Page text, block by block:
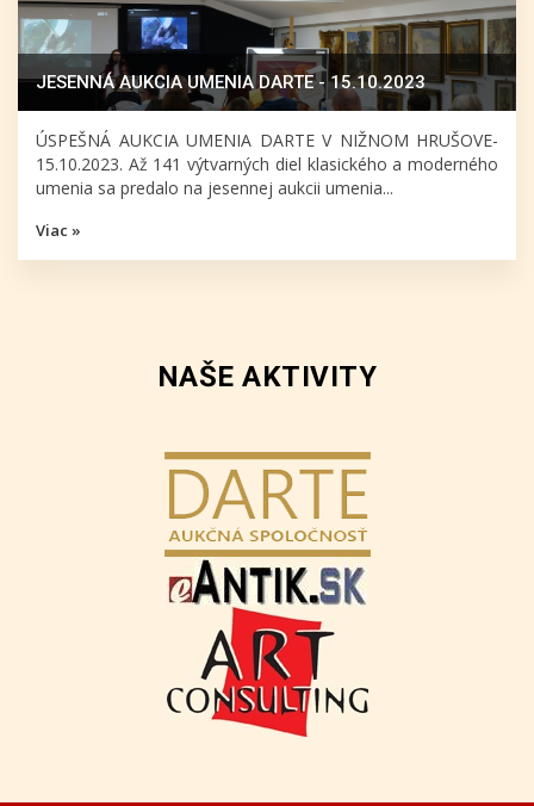
JESENNÁ AUKCIA UMENIA DARTE - 15.10.2023
ÚSPEŠNÁ AUKCIA UMENIA DARTE V NIŽNOM HRUŠOVE-
15.10.2023. Až 141 výtvarných diel klasického a moderného
umenia sa predalo na jesennej aukcii umenia...
Viac »
NAŠE AKTIVITY